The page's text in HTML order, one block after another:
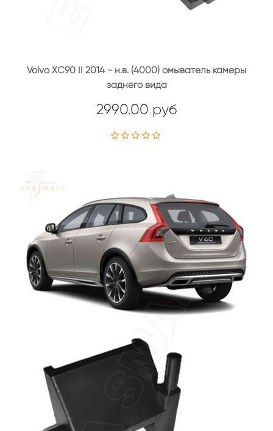
Volvo XC90 II 2014 - н.в. (4000) омыватель камеры
заднего вида
2990.00 руб